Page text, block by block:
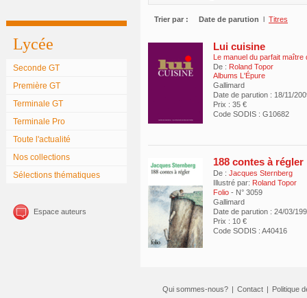
Lycée
Seconde GT
Première GT
Terminale GT
Terminale Pro
Toute l'actualité
Nos collections
Sélections thématiques
Espace auteurs
Trier par : Date de parution l Titres
Lui cuisine
Le manuel du parfait maître
De : Roland Topor
Albums L'Épure
Gallimard
Date de parution : 18/11/
Prix : 35 €
Code SODIS : G10682
188 contes à régler
De : Jacques Sternberg
Illustré par: Roland Topor
Folio - N° 3059
Gallimard
Date de parution : 24/03/
Prix : 10 €
Code SODIS : A40416
Qui sommes-nous? | Contact | Politique